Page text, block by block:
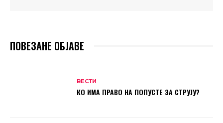
ПОВЕЗАНЕ ОБЈАВЕ
ВЕСТИ
КО ИМА ПРАВО НА ПОПУСТЕ ЗА СТРУЈУ?